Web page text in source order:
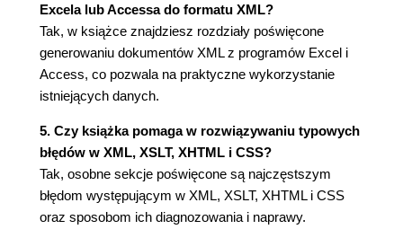
Obrazy i grafika (80)
Tabele (82)
Listy (84)
Rozdział 7. Transformowanie dokumentów XML do
Podstawy języka XSLT (86)
Przestrzeń nazw XSLT (88)
XPath (90)
Specyfikowanie formatu wyjściowego (92)
Szablony XSLT (94)
Excela lub Accessa do formatu XML?
Tak, w książce znajdziesz rozdziały poświęcone
generowaniu dokumentów XML z programów Excel i
Access, co pozwala na praktyczne wykorzystanie
istniejących danych.
5. Czy książka pomaga w rozwiązywaniu typowych
błędów w XML, XSLT, XHTML i CSS?
Tak, osobne sekcje poświęcone są najczęstszym
błędom występującym w XML, XSLT, XHTML i CSS
oraz sposobom ich diagnozowania i naprawy.